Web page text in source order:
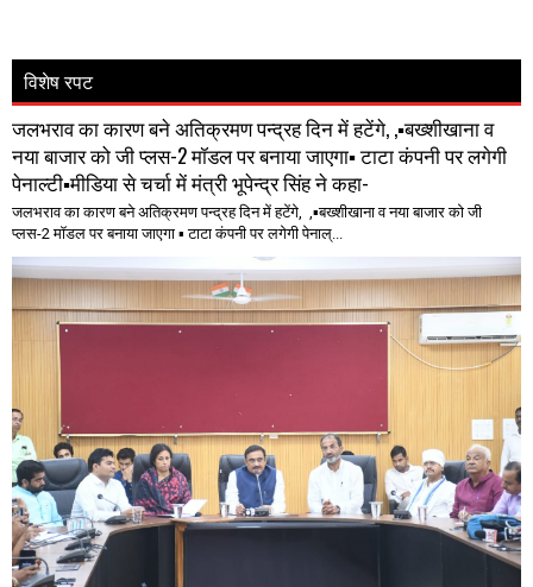
विशेष रपट
जलभराव का कारण बने अतिक्रमण पन्द्रह दिन में हटेंगे, ,▪️बख्शीखाना व
नया बाजार को जी प्लस-2 मॉडल पर बनाया जाएगा▪️ टाटा कंपनी पर लगेगी
पेनाल्टी▪️मीडिया से चर्चा में मंत्री भूपेन्द्र सिंह ने कहा-
जलभराव का कारण बने अतिक्रमण पन्द्रह दिन में हटेंगे, ,▪️बख्शीखाना व नया बाजार को जी
प्लस-2 मॉडल पर बनाया जाएगा ▪️ टाटा कंपनी पर लगेगी पेनाल्...